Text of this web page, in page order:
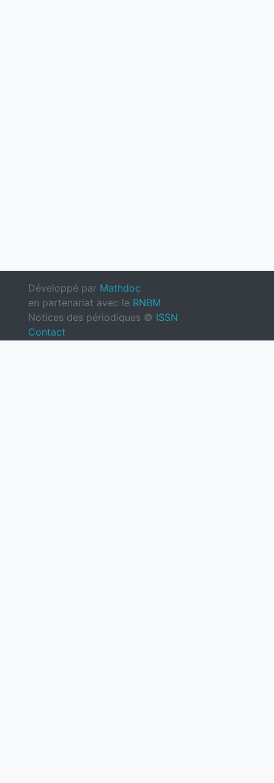
Développé par Mathdoc
en partenariat avec le RNBM
Notices des périodiques © ISSN
Contact